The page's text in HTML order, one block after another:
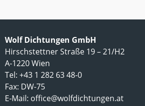
Wolf Dichtungen GmbH
Hirschstettner Straße 19 – 21/H2
A-1220 Wien
Tel: +43 1 282 63 48-0
Fax: DW-75
E-Mail: office@wolfdichtungen.at